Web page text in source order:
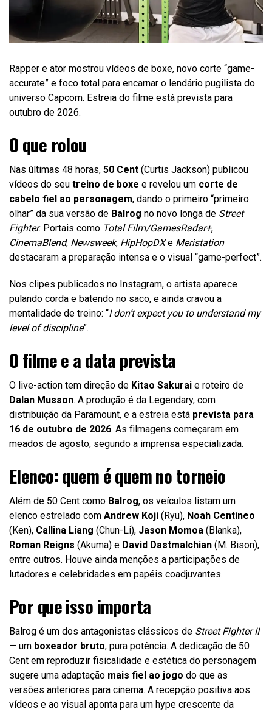
Rapper e ator mostrou vídeos de boxe, novo corte “game-
accurate” e foco total para encarnar o lendário pugilista do
universo Capcom. Estreia do filme está prevista para
outubro de 2026.
O que rolou
Nas últimas 48 horas, 50 Cent (Curtis Jackson) publicou
vídeos do seu treino de boxe e revelou um corte de
cabelo fiel ao personagem, dando o primeiro “primeiro
olhar” da sua versão de Balrog no novo longa de Street
Fighter. Portais como Total Film/GamesRadar+,
CinemaBlend, Newsweek, HipHopDXe Meristation
destacaram a preparação intensa e o visual “game-perfect”.
Nos clipes publicados no Instagram, o artista aparece
pulando corda e batendo no saco, e ainda cravou a
mentalidade de treino: “I don’t expect you to understand my
level of discipline”.
O filme e a data prevista
O live-action tem direção de Kitao Sakurai e roteiro de
Dalan Musson. A produção é da Legendary, com
distribuição da Paramount, e a estreia está prevista para
16 de outubro de 2026. As filmagens começaram em
meados de agosto, segundo a imprensa especializada.
Elenco: quem é quem no torneio
Além de 50 Cent como Balrog, os veículos listam um
elenco estrelado com Andrew Koji (Ryu), Noah Centineo
(Ken), Callina Liang (Chun-Li), Jason Momoa (Blanka),
Roman Reigns (Akuma) e David Dastmalchian (M. Bison),
entre outros. Houve ainda menções a participações de
lutadores e celebridades em papéis coadjuvantes.
Por que isso importa
Balrog é um dos antagonistas clássicos de Street Fighter II
— um boxeador bruto, pura potência. A dedicação de 50
Cent em reproduzir fisicalidade e estética do personagem
sugere uma adaptação mais fiel ao jogo do que as
versões anteriores para cinema. A recepção positiva aos
vídeos e ao visual aponta para um hype crescente da